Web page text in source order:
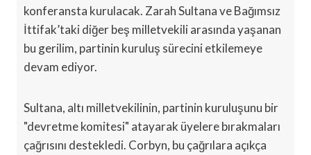
konferansta kurulacak. Zarah Sultana ve Bağımsız
İttifak’taki diğer beş milletvekili arasında yaşanan
bu gerilim, partinin kuruluş sürecini etkilemeye
devam ediyor.
Sultana, altı milletvekilinin, partinin kuruluşunu bir
"devretme komitesi" atayarak üyelere bırakmaları
çağrısını destekledi. Corbyn, bu çağrılara açıkça